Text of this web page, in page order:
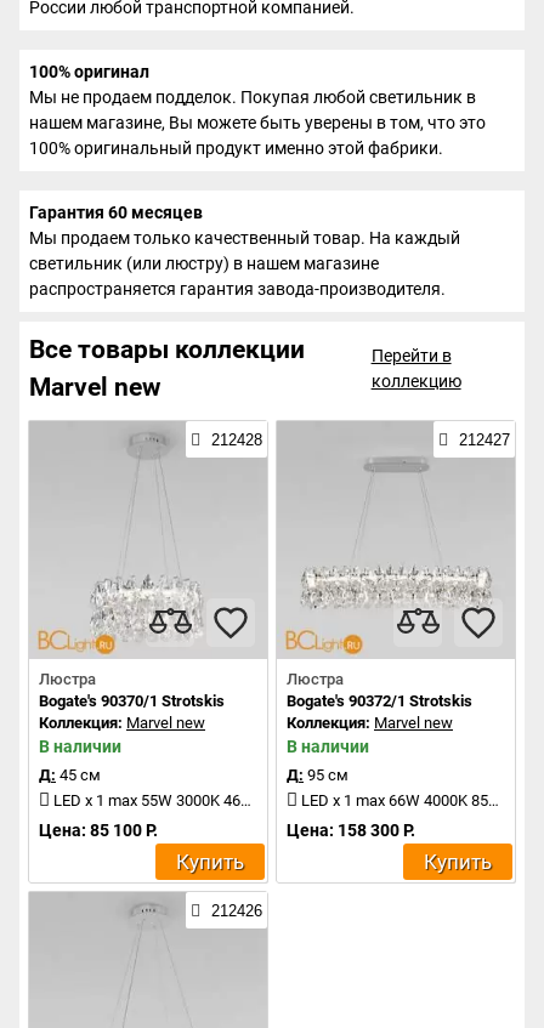
России любой транспортной компанией.
100% оригинал
Мы не продаем подделок. Покупая любой светильник в
нашем магазине, Вы можете быть уверены в том, что это
100% оригинальный продукт именно этой фабрики.
Гарантия 60 месяцев
Мы продаем только качественный товар. На каждый
светильник (или люстру) в нашем магазине
распространяется гарантия завода-производителя.
Все товары коллекции
Marvel new
Перейти в
коллекцию
212428
Люстра
Bogate's 90370/1 Strotskis
Коллекция: Marvel new
В наличии
Д: 45 см
LED x 1 max 55W 3000K 4686Lm
Цена: 85 100 Р.
Купить
212427
Люстра
Bogate's 90372/1 Strotskis
Коллекция: Marvel new
В наличии
Д: 95 см
LED x 1 max 66W 4000K 8533Lm
Цена: 158 300 Р.
Купить
212426